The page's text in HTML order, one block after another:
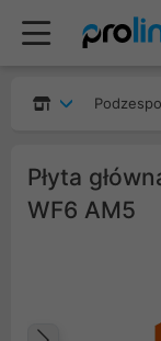
Płyta
WF6 AM5